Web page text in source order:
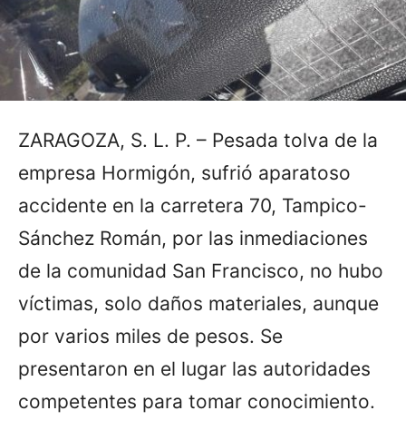
ZARAGOZA, S. L. P. – Pesada tolva de la
empresa Hormigón, sufrió aparatoso
accidente en la carretera 70, Tampico-
Sánchez Román, por las inmediaciones
de la comunidad San Francisco, no hubo
víctimas, solo daños materiales, aunque
por varios miles de pesos. Se
presentaron en el lugar las autoridades
competentes para tomar conocimiento.